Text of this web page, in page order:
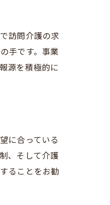
訪問介護の求
手です。事業
源を積極的に
に合っている
、そして介護
ることをお勧